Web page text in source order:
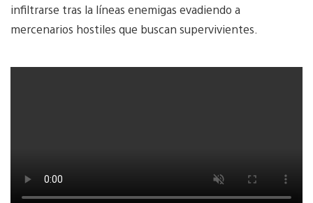
infiltrarse tras la líneas enemigas evadiendo a
mercenarios hostiles que buscan supervivientes.